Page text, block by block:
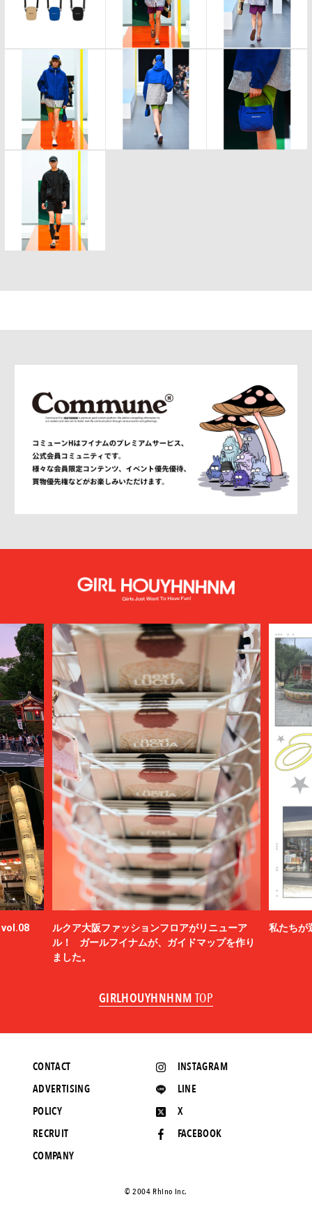
vol.08
ルクア大阪ファッションフロアがリニューア
ル！ ガールフイナムが、ガイドマップを作り
ました。
私たちが
GIRLHOUYHNHNM TOP
INSTAGRAM
LINE
X
FACEBOOK
CONTACT
ADVERTISING
POLICY
RECRUIT
COMPANY
©️ 2004 Rhino Inc.